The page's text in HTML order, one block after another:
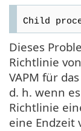
Child
Dieses
Richtlinie
VAPM für
d. h. wenn
Richtlinie
eine Endzeit